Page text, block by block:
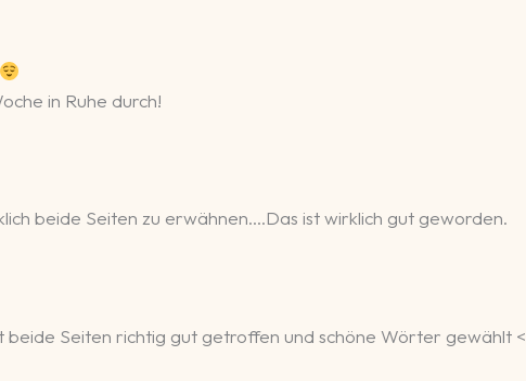
in Ruhe durch!
beide Seiten zu erwähnen….Das ist wirklich gut geworden.
beide Seiten richtig gut getroffen und schöne Wörter gewählt